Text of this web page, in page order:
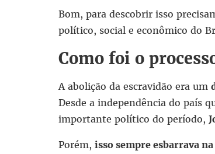
Bom, para descobrir isso
político, social e econômico do
Como foi o
A abolição da escravidão era um
Desde a independência do país
importante político do período,
Porém, isso sempre esbarrava